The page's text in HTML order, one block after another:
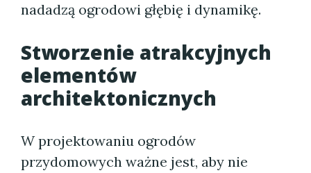
nadadzą ogrodowi głębię i dynamikę.
Stworzenie atrakcyjnych
elementów
architektonicznych
W projektowaniu ogrodów
przydomowych ważne jest, aby nie